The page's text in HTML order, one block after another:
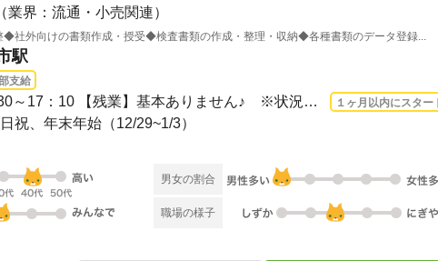
（業界：流通・小売関連）
◆社外向けの書類作成・授受◆検査書類の作成・整理・収納◆各種書類のデータ登録...
駅
支給
長期 2026/9/1〜 / 08：30～17：10 【残業】基本ありません♪ ※状況により月5h度発生... １ヶ月以内にスター
祝、年末年始（12/29~1/3）
男女の割合
職場の様子